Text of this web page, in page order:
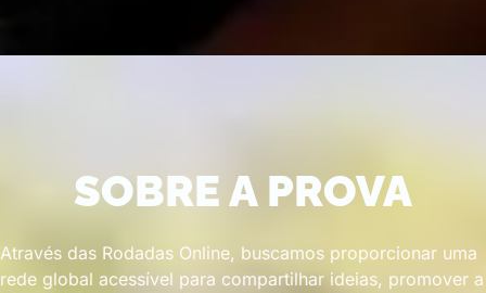
SOBRE A PROVA
Através das Rodadas Online, buscamos proporcionar uma
rede global acessível para compartilhar ideias, promover a